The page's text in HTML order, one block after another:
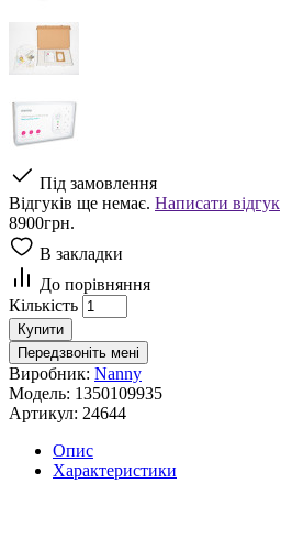
Під замовлення
Відгуків ще немає. Написати відгук
8900грн.
В закладки
До порівняння
Кількість
Купити
Передзвоніть мені
Виробник: Nanny
Модель: 1350109935
Артикул: 24644
Опис
Характеристики